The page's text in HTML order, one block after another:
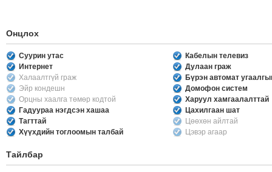
Онцлох
Суурин утас
Кабелын телевиз
Интернет
Дулаан граж
Халаалтгүй граж
Бүрэн автомат
Эйр кондешн
Домофон систем
Орцны хаалга төмөр кодтой
Харуул хамгаалалттай
Гадуураа нэгдсэн хашаа
Цахилгаан шат
Тагттай
Цөөхөн айлтай
Хүүхдийн тоглоомын талбай
Цэвэр агаар
Тайлбар